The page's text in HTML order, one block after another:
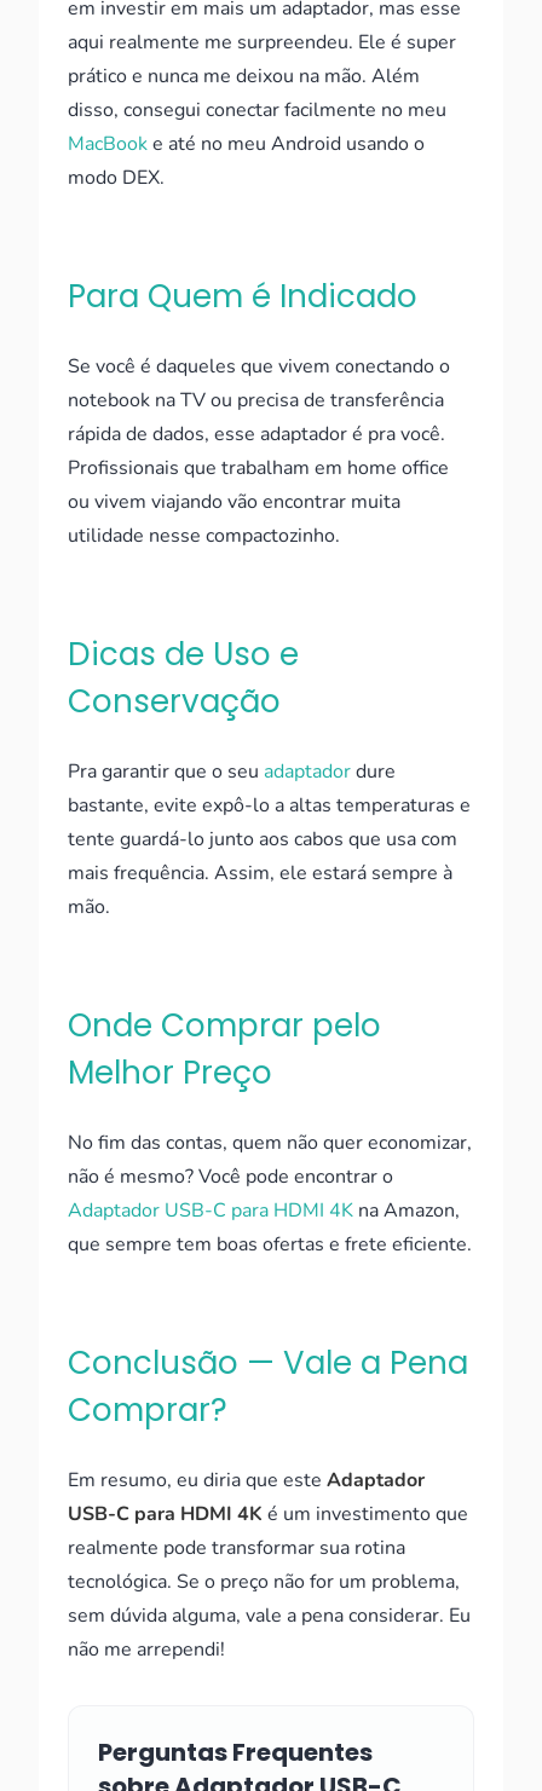
em investir em mais um adaptador, mas esse
aqui realmente me surpreendeu. Ele é super
prático e nunca me deixou na mão. Além
disso, consegui conectar facilmente no meu
MacBooke até no meu Android usando o
modo DEX.
Para Quem é Indicado
Se você é daqueles que vivem conectando o
notebook na TV ou precisa de transferência
rápida de dados, esse adaptador é pra você.
Profissionais que trabalham em home office
ou vivem viajando vão encontrar muita
utilidade nesse compactozinho.
Dicas de Uso e
Conservação
Pra garantir que o seu adaptadordure
bastante, evite expô-lo a altas temperaturas e
tente guardá-lo junto aos cabos que usa com
mais frequência. Assim, ele estará sempre à
mão.
Onde Comprar pelo
Melhor Preço
No fim das contas, quem não quer economizar,
não é mesmo? Você pode encontrar o
Adaptador USB-C para HDMI 4K na Amazon,
que sempre tem boas ofertas e frete eficiente.
Conclusão — Vale a Pena
Comprar?
Em resumo, eu diria que este Adaptador
USB-C para HDMI 4K é um investimento que
realmente pode transformar sua rotina
tecnológica. Se o preço não for um problema,
sem dúvida alguma, vale a pena considerar. Eu
não me arrependi!
Perguntas Frequentes